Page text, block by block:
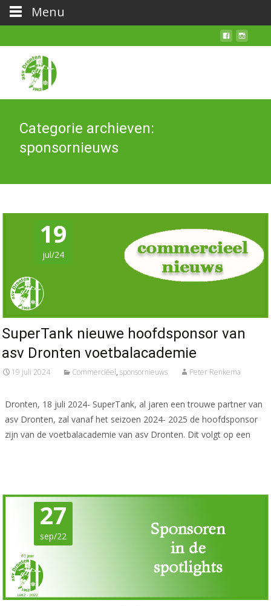
Categorie archieven:
sponsornieuws
19
jul/24
SuperTank nieuwe hoofdsponsor van
asv Dronten voetbalacademie
19 juli 2024 Commerciëel, sponsornieuws Peter Renkema
Dronten, 18 juli 2024- SuperTank, al jaren een trouwe partner van
asv Dronten, zal vanaf het seizoen 2024- 2025 de hoofdsponsor
zijn van de voetbalacademie van asv Dronten. Dit volgt op een
27
sep/22
Menu